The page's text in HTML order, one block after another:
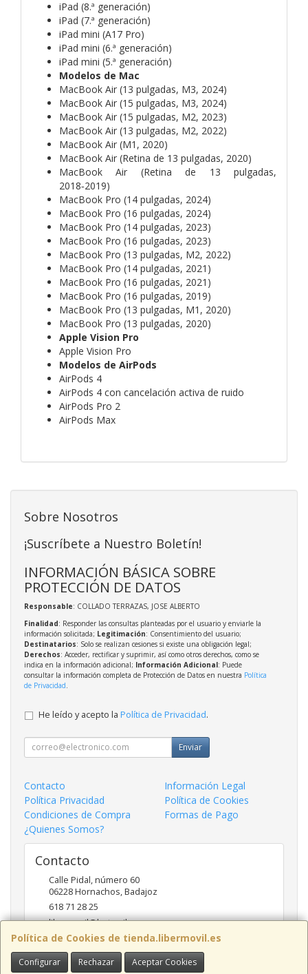
iPad (8.ª generación)
iPad (7.ª generación)
iPad mini (A17 Pro)
iPad mini (6.ª generación)
iPad mini (5.ª generación)
Modelos de Mac
MacBook Air (13 pulgadas, M3, 2024)
MacBook Air (15 pulgadas, M3, 2024)
MacBook Air (15 pulgadas, M2, 2023)
MacBook Air (13 pulgadas, M2, 2022)
MacBook Air (M1, 2020)
MacBook Air (Retina de 13 pulgadas, 2020)
MacBook Air (Retina de 13 pulgadas,
2018‑2019)
MacBook Pro (14 pulgadas, 2024)
MacBook Pro (16 pulgadas, 2024)
MacBook Pro (14 pulgadas, 2023)
MacBook Pro (16 pulgadas, 2023)
MacBook Pro (13 pulgadas, M2, 2022)
MacBook Pro (14 pulgadas, 2021)
MacBook Pro (16 pulgadas, 2021)
MacBook Pro (16 pulgadas, 2019)
MacBook Pro (13 pulgadas, M1, 2020)
MacBook Pro (13 pulgadas, 2020)
Apple Vision Pro
Apple Vision Pro
Modelos de AirPods
AirPods 4
AirPods 4 con cancelación activa de ruido
AirPods Pro 2
AirPods Max
Política de Cookies de tienda.libermovil.es
Configurar Rechazar Aceptar Cookies
Sobre Nosotros
¡Suscríbete a Nuestro Boletín!
INFORMACIÓN BÁSICA SOBRE
PROTECCIÓN DE DATOS
Responsable: COLLADO TERRAZAS, JOSE ALBERTO
Finalidad: Responder las consultas planteadas por el usuario y enviarle la
información solicitada; Legitimación: Consentimiento del usuario;
Destinatarios: Solo se realizan cesiones si existe una obligación legal;
Derechos: Acceder, rectificar y suprimir, así como otros derechos, como se
indica en la información adicional; Información Adicional: Puede
consultar la información completa de Protección de Datos en nuestra Política
de Privacidad
He leído y acepto la Política de Privacidad.
Enviar
Contacto
Información Legal
Política Privacidad
Política de Cookies
Condiciones de Compra
Formas de Pago
¿Quienes Somos?
Contacto
Calle Pidal, número 60
06228Hornachos,Badajoz
618 71 28 25
libermovil@hotmail.com
Horario